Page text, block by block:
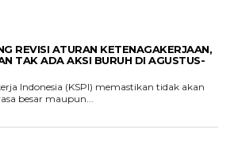
REVISI ATURAN KETENAGAKERJAAN,
TAK ADA AKSI BURUH DI AGUSTUS-
Indonesia (KSPI) memastikan tidak akan
besar maupun...